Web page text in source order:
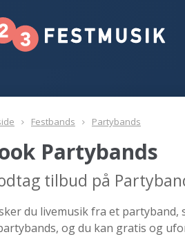
Festbands Partybands
Partybands
tilbud på
du livemusik fra et
og du kan gratis og